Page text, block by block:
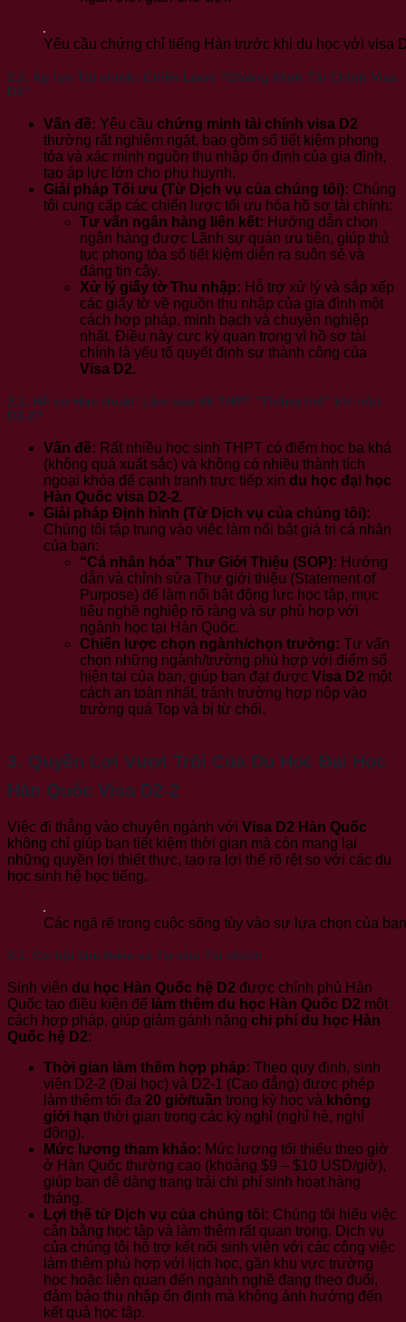
Yêu cầu chứng chỉ tiếng Hàn trước khi du học với visa
2.2. Áp lực Tài chính: Chiến Lược “Chứng Minh Tài Chính Visa
D2”
Vấn đề: Yêu cầu chứng minh tài chính visa D2
thường rất nghiêm ngặt, bao gồm sổ tiết kiệm phong
tỏa và xác minh nguồn thu nhập ổn định của gia đình,
tạo áp lực lớn cho phụ huynh.
Giải pháp Tối ưu (Từ Dịch vụ của chúng tôi): Chúng
tôi cung cấp các chiến lược tối ưu hóa hồ sơ tài chính:
Tư vấn ngân hàng liên kết: Hướng dẫn chọn
ngân hàng được Lãnh sự quán ưu tiên, giúp thủ
tục phong tỏa sổ tiết kiệm diễn ra suôn sẻ và
đáng tin cậy.
Xử lý giấy tờ Thu nhập: Hỗ trợ xử lý và sắp xếp
các giấy tờ về nguồn thu nhập của gia đình một
cách hợp pháp, minh bạch và chuyên nghiệp
nhất. Điều này cực kỳ quan trọng vì hồ sơ tài
chính là yếu tố quyết định sự thành công của
Visa D2.
2.3. Hồ sơ Học thuật: Làm sao để THPT “Thắng thế” khi nộp
D2-2?
Vấn đề: Rất nhiều học sinh THPT có điểm học bạ khá
(không quá xuất sắc) và không có nhiều thành tích
ngoại khóa để cạnh tranh trực tiếp xin du học đại học
Hàn Quốc visa D2-2.
Giải pháp Định hình (Từ Dịch vụ của chúng tôi):
Chúng tôi tập trung vào việc làm nổi bật giá trị cá nhân
của bạn:
“Cá nhân hóa” Thư Giới Thiệu (SOP): Hướng
dẫn và chỉnh sửa Thư giới thiệu (Statement of
Purpose) để làm nổi bật động lực học tập, mục
tiêu nghề nghiệp rõ ràng và sự phù hợp với
ngành học tại Hàn Quốc.
Chiến lược chọn ngành/chọn trường: Tư vấn
chọn những ngành/trường phù hợp với điểm số
hiện tại của bạn, giúp bạn đạt được Visa D2 một
cách an toàn nhất, tránh trường hợp nộp vào
trường quá Top và bị từ chối.
3. Quyền Lợi Vượt Trội Của Du Học Đại Học
Hàn Quốc Visa D2-2
Việc đi thẳng vào chuyên ngành với Visa D2 Hàn Quốc
không chỉ giúp bạn tiết kiệm thời gian mà còn mang lại
những quyền lợi thiết thực, tạo ra lợi thế rõ rệt so với các du
học sinh hệ học tiếng.
Các ngã rẽ trong cuộc sống tùy vào sự lựa chọn của bạn
3.1. Cơ hội làm thêm và Tự chủ Tài chính
Sinh viên du học Hàn Quốc hệ D2 được chính phủ Hàn
Quốc tạo điều kiện để làm thêm du học Hàn Quốc D2 một
cách hợp pháp, giúp giảm gánh nặng chi phí du học Hàn
Quốc hệ D2:
Thời gian làm thêm hợp pháp: Theo quy định, sinh
viên D2-2 (Đại học) và D2-1 (Cao đẳng) được phép
làm thêm tối đa 20 giờ/tuần trong kỳ học và không
giới hạn thời gian trong các kỳ nghỉ (nghỉ hè, nghỉ
đông).
Mức lương tham khảo: Mức lương tối thiểu theo giờ
ở Hàn Quốc thường cao (khoảng $9 – $10 USD/giờ),
giúp bạn dễ dàng trang trải chi phí sinh hoạt hàng
tháng.
Lợi thế từ Dịch vụ của chúng tôi: Chúng tôi hiểu việc
cân bằng học tập và làm thêm rất quan trọng. Dịch vụ
của chúng tôi hỗ trợ kết nối sinh viên với các công việc
làm thêm phù hợp với lịch học, gần khu vực trường
học hoặc liên quan đến ngành nghề đang theo đuổi,
đảm bảo thu nhập ổn định mà không ảnh hưởng đến
kết quả học tập.